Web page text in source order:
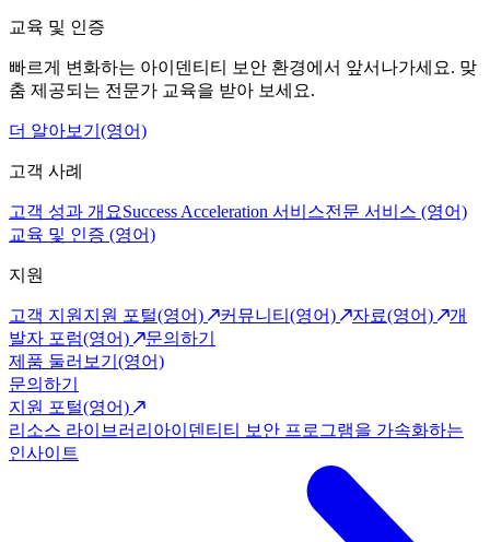
교육 및 인증
빠르게 변화하는 아이덴티티 보안 환경에서 앞서나가세요. 맞
춤 제공되는 전문가 교육을 받아 보세요.
더 알아보기(영어)
고객 사례
고객 성과 개요Success Acceleration 서비스전문 서비스 (영어)
교육 및 인증 (영어)
지원
고객 지원 지원 포털(영어) 커뮤니티(영어) 자료(영어)
개
발자 포럼(영어)
문의하기
제품 둘러보기(영어)
문의하기
지원 포털(영어)
리소스 라이브러리 아이덴티티 보안 프로그램을 가속화하는
인사이트